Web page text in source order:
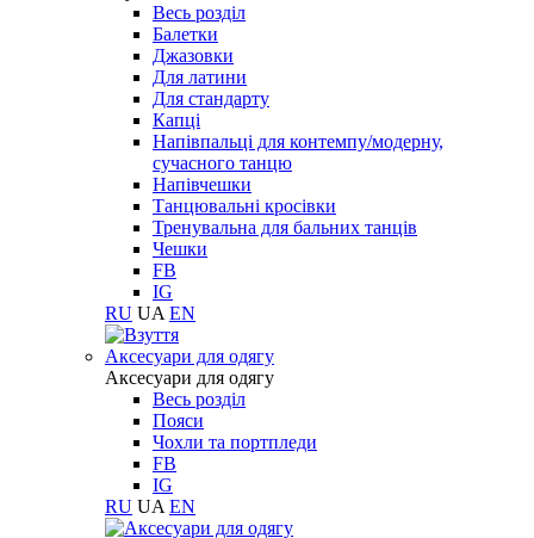
Весь розділ
Балетки
Джазовки
Для латини
Для стандарту
Капці
Напівпальці для контемпу/модерну,
сучасного танцю
Напівчешки
Танцювальні кросівки
Тренувальна для бальних танців
Чешки
FB
IG
RU UA EN
Aксесуари для одягу
Aксесуари для одягу
Весь розділ
Пояси
Чохли та портпледи
FB
IG
RU UA EN